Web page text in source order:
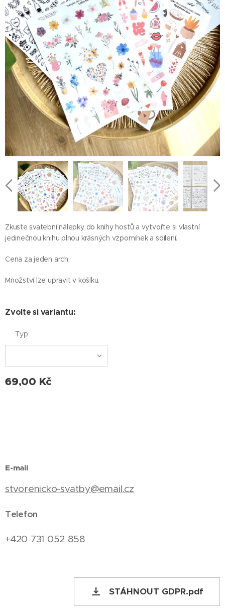
Zkuste svatební nálepky do knihy hostů a vytvořte si vlastní
jedinečnou knihu plnou krásných vzpomínek a sdílení.
Cena za jeden arch.
Množství lze upravit v košíku.
Zvolte si variantu:
Typ
69,00 Kč
E-mail
stvorenicko-svatby@email.cz
Telefon
+420 731 052 858
STÁHNOUT GDPR.pdf